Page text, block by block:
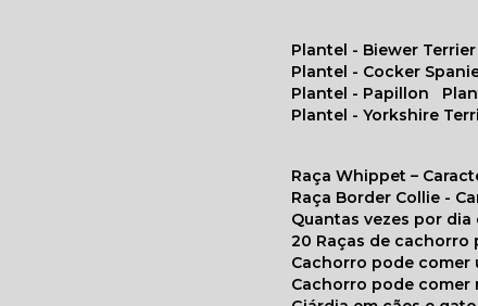
Plantel - Biewer Terrier
Plantel - Cocker
Plantel - Papillon
Plantel - Yorkshire
Raça Whippet –
Raça Border Collie -
Quantas vezes por
20 Raças de
Cachorro pode
Cachorro pode